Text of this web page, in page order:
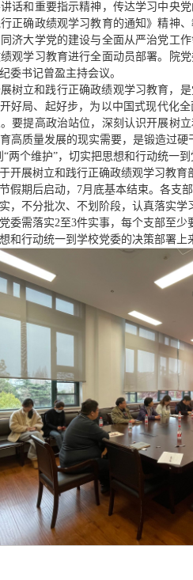
话和重要指示精神，传达学习中央
行正确政绩观学习教育的通知》精神
济大学党的建设与全面从严治党工
观学习教育进行全面动员部署。院
委书记曾盈主持会议。
树立和践行正确政绩观学习教育，
好局、起好步，为以中国式现代化
要提高政治站位，深刻认识开展树
高质量发展的现实需要，是锻造过
两个维护”，切实把思想和行动统一
开展树立和践行正确政绩观学习教
假期后启动，7月底基本结束。各支
，不分批次、不划阶段，认真落实
委需落实2至3件实事，每个支部至
和行动统一到学校党委的决策部署上